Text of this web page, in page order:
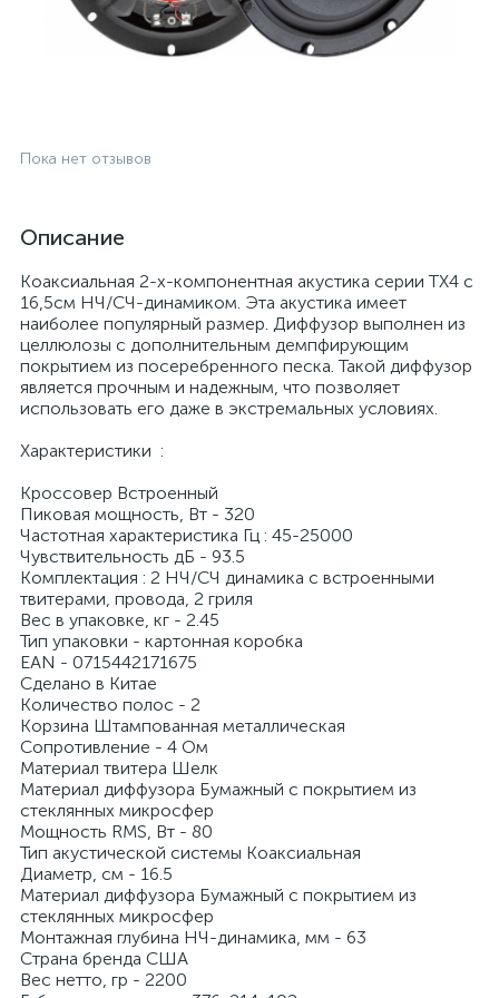
Пока нет отзывов
Описание
Коаксиальная 2-х-компонентная акустика серии TX4 с
16,5см НЧ/СЧ-динамиком. Эта акустика имеет
наиболее популярный размер. Диффузор выполнен из
целлюлозы с дополнительным демпфирующим
покрытием из посеребренного песка. Такой диффузор
является прочным и надежным, что позволяет
использовать его даже в экстремальных условиях.
Характеристики :
Кроссовер Встроенный
Пиковая мощность, Вт - 320
Частотная характеристика Гц : 45-25000
Чувствительность дБ - 93.5
Комплектация : 2 НЧ/СЧ динамика с встроенными
твитерами, провода, 2 гриля
Вес в упаковке, кг - 2.45
Тип упаковки - картонная коробка
EAN - 0715442171675
Сделано в Китае
Количество полос - 2
Корзина Штампованная металлическая
Сопротивление - 4 Ом
Материал твитера Шелк
Материал диффузора Бумажный с покрытием из
стеклянных микросфер
Мощность RMS, Вт - 80
Тип акустической системы Коаксиальная
Диаметр, см - 16.5
Материал диффузора Бумажный с покрытием из
стеклянных микросфер
Монтажная глубина НЧ-динамика, мм - 63
Страна бренда США
Вес нетто, гр - 2200